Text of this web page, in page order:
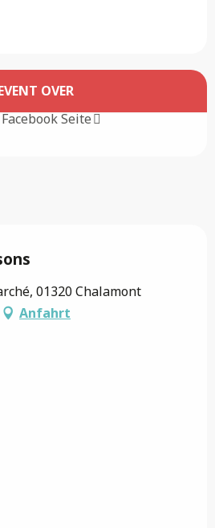
Kontaktdaten
OVER
Facebook Seite
01320 Chalamont
Anfahrt